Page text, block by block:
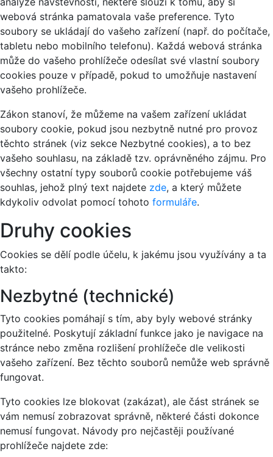
webová stránka pamatovala vaše preference. Tyto
soubory se ukládají do vašeho zařízení (např. do počítače,
tabletu nebo mobilního telefonu). Každá webová stránka
může do vašeho prohlížeče odesílat své vlastní soubory
cookies pouze v případě, pokud to umožňuje nastavení
vašeho prohlížeče.
Zákon stanoví, že můžeme na vašem zařízení ukládat
soubory cookie, pokud jsou nezbytně nutné pro provoz
těchto stránek (viz sekce Nezbytné cookies), a to bez
vašeho souhlasu, na základě tzv. oprávněného zájmu. Pro
všechny ostatní typy souborů cookie potřebujeme váš
souhlas, jehož plný text najdete zde, a který můžete
kdykoliv odvolat pomocí tohoto formuláře.
Druhy cookies
Cookies se dělí podle účelu, k jakému jsou využívány a ta
takto:
Nezbytné (technické)
Tyto cookies pomáhají s tím, aby byly webové stránky
použitelné. Poskytují základní funkce jako je navigace na
stránce nebo změna rozlišení prohlížeče dle velikosti
vašeho zařízení. Bez těchto souborů nemůže web správně
fungovat.
Tyto cookies lze blokovat (zakázat), ale část stránek se
vám nemusí zobrazovat správně, některé části dokonce
nemusí fungovat. Návody pro nejčastěji používané
prohlížeče najdete zde: